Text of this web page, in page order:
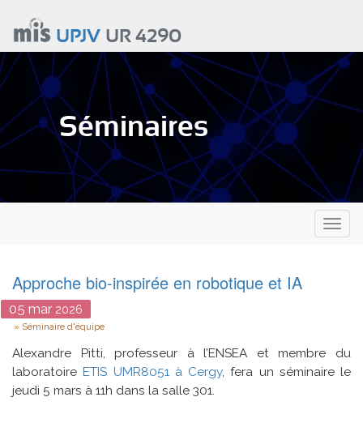
contenu
principal
UPJVUR 4290
Séminaires
Approche bio-inspirée en robotique et IA
05 mar2026
Type
Séminaire d'équipe
Alexandre Pitti, professeur à l’ENSEA et membre du
laboratoireETIS UMR8051 à Cergy, fera un séminaire le
jeudi 5 mars à 11h dans la salle 301.